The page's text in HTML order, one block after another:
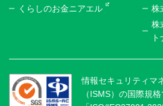
くらしのお金ニアエル
株
株
情報セキュリティマ
（ISMS）の国際規